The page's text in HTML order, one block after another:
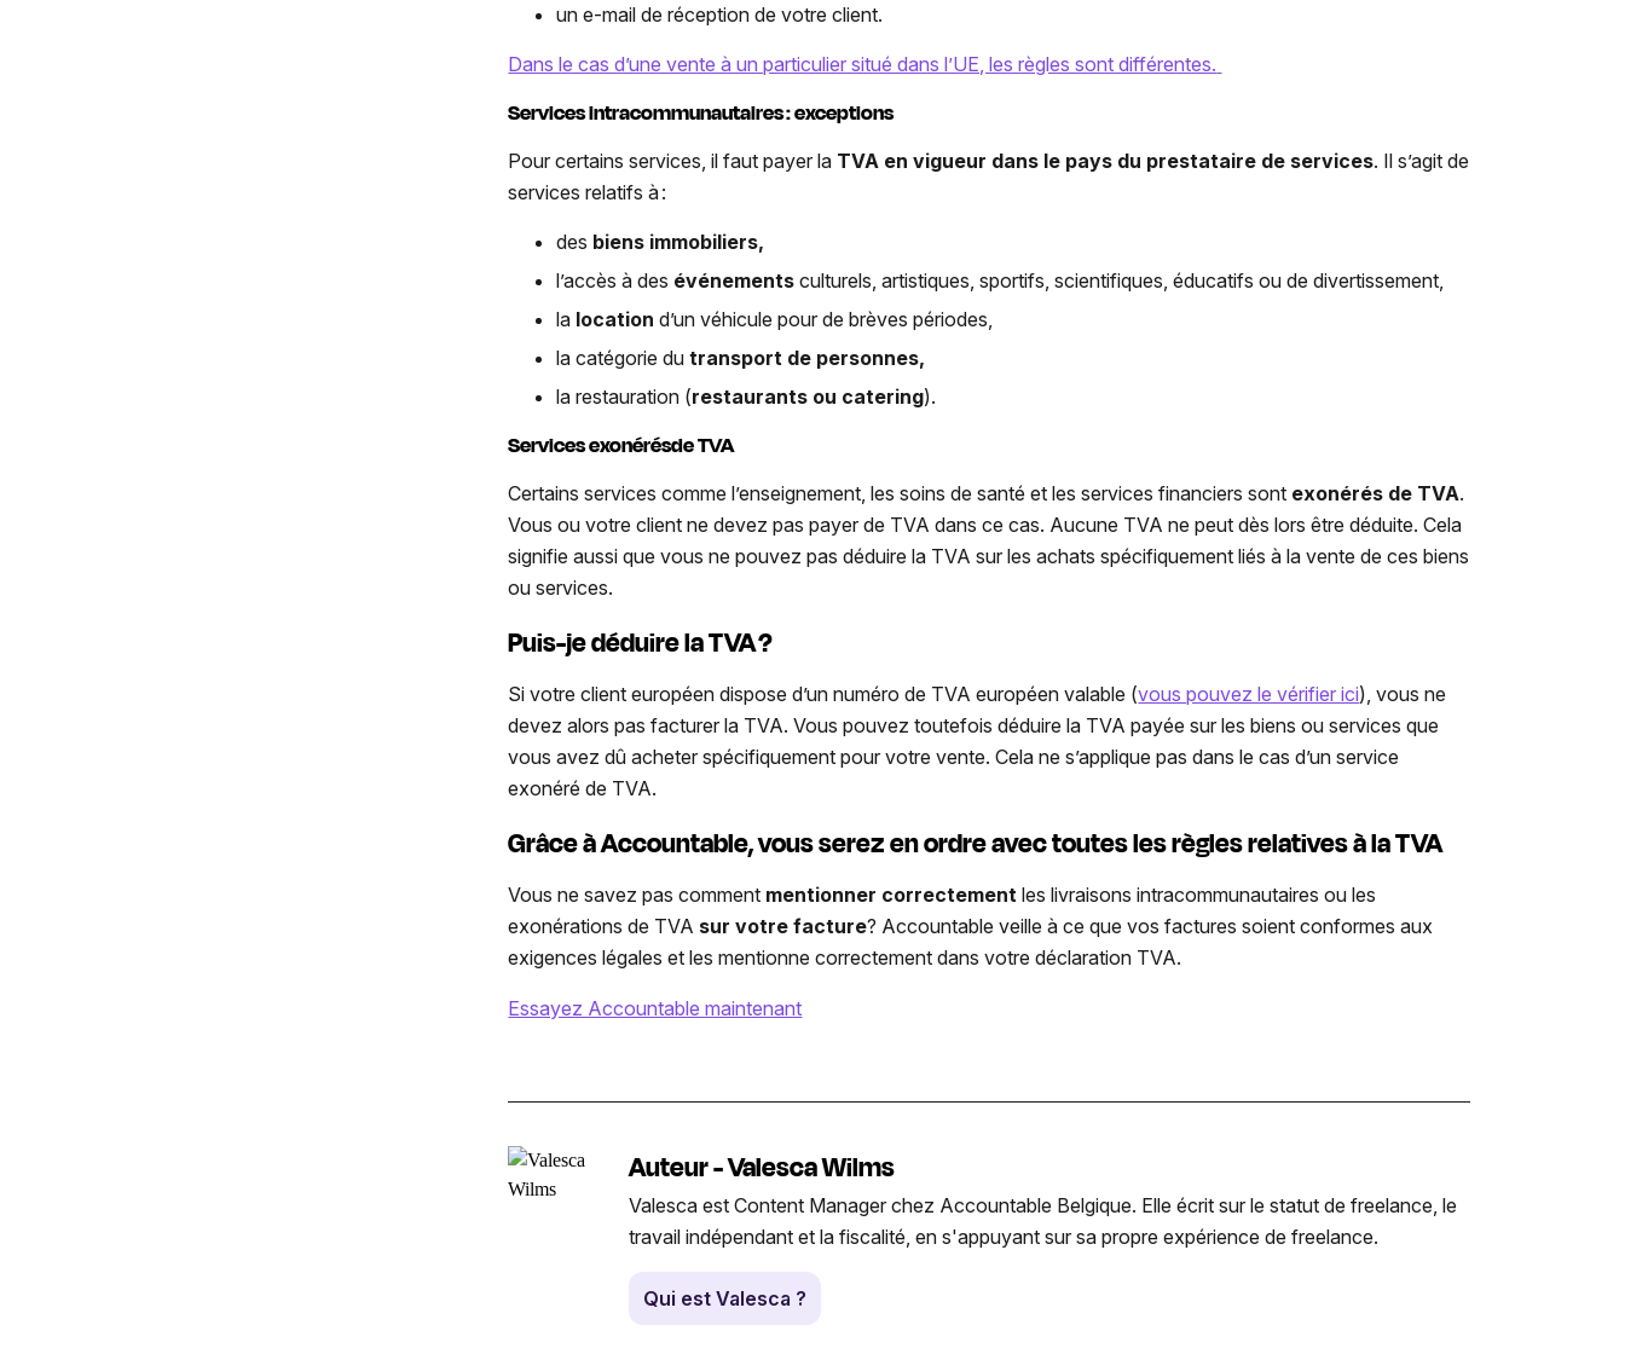
un e-mail de réception de votre client.
Dans le cas d’une vente à un particulier situé dans l’UE, les règles sont différentes.
Services intracommunautaires : exceptions
Pour certains services, il faut payer la TVA en vigueur dans le pays du prestataire de services. Il s’agit de
services relatifs à :
des biens immobiliers,
l’accès à des événements culturels, artistiques, sportifs, scientifiques, éducatifs ou de divertissement,
la location d’un véhicule pour de brèves périodes,
la catégorie dutransport de personnes,
la restauration (restaurants ou catering).
Services exonérésde TVA
Certains services comme l’enseignement, les soins de santé et les services financiers sont exonérés de TVA.
Vous ou votre client ne devez pas payer de TVA dans ce cas. Aucune TVA ne peut dès lors être déduite. Cela
signifie aussi que vous ne pouvez pas déduire la TVA sur les achats spécifiquement liés à la vente de ces biens
ou services.
Puis-je déduire la TVA ?
Si votre client européen dispose d’un numéro de TVA européen valable (vous pouvez le vérifier ici), vous ne
devez alors pas facturer la TVA. Vous pouvez toutefoisdéduire la TVA payée sur les biens ou services que
vous avez dû acheter spécifiquement pour votre vente. Cela ne s’applique pas dans le cas d’un service
exonéré de TVA.
Grâce à Accountable, vous serez en ordre avec toutes les règles relatives à la TVA
Vous ne savez pas comment mentionner correctementles livraisons intracommunautaires ou les
exonérations de TVA sur votre facture? Accountable veille à ce que vos factures soient conformes aux
exigences légales et les mentionne correctement dans votre déclaration TVA.
Essayez Accountable maintenant
Auteur - Valesca Wilms
Valesca est Content Manager chez Accountable Belgique. Elle écrit sur le statut de freelance, le
travail indépendant et la fiscalité, en s'appuyant sur sa propre expérience de freelance.
Qui est Valesca ?